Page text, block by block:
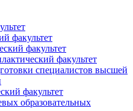
факультет
факультет
факультет
специалистов высшей
факультет
образовательных